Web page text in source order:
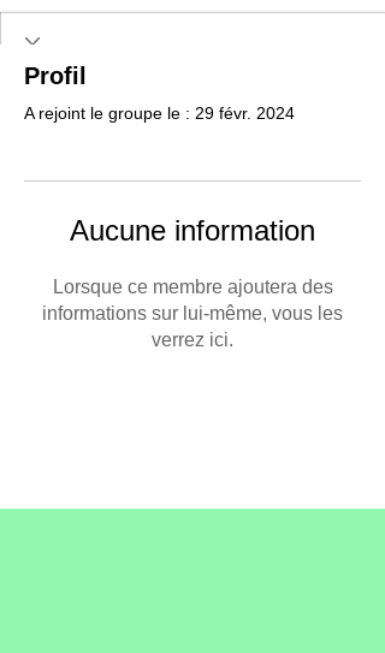
Profil
A rejoint le groupe le : 29 févr. 2024
Aucune information
Lorsque ce membre ajoutera des
informations sur lui-même, vous les
verrez ici.